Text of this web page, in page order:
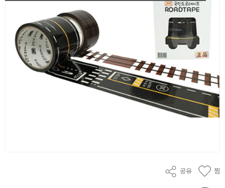
공유 찜